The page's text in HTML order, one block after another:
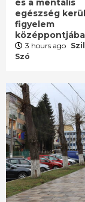
és a mentális
egészség
figyelem
középpontjába
3 hours ago
Szó